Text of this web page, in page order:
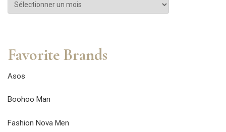
Favorite Brands
Asos
Boohoo Man
Fashion Nova Men